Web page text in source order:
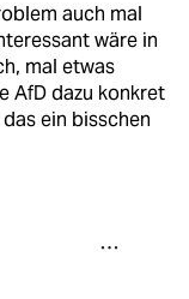
auch mal
wäre in
mal etwas
AfD dazu konkret
ein bisschen